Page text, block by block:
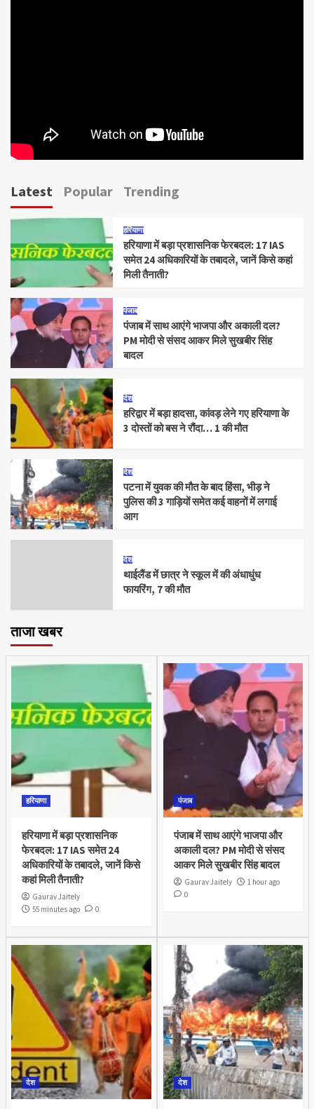
Latest Popular Trending
हरियाणा
हरियाणा में बड़ा प्रशासनिक फेरबदल: 17 IAS
समेत 24 अधिकारियों के तबादले, जानें किसे कहां
मिली तैनाती?
पंजाब
पंजाब में साथ आएंगे भाजपा और अकाली दल?
PM मोदी से संसद आकर मिले सुखबीर सिंह
बादल
देश
हरिद्वार में बड़ा हादसा, कांवड़ लेने गए हरियाणा के
3 दोस्तों को बस ने रौंदा… 1 की मौत
देश
पटना में युवक की मौत के बाद हिंसा, भीड़ ने
पुलिस की 3 गाड़ियों समेत कई वाहनों में लगाई
आग
देश
थाईलैंड में छात्र ने स्कूल में की अंधाधुंध
फायरिंग, 7 की मौत
ताजा खबर
हरियाणा
हरियाणा में बड़ा प्रशासनिक
फेरबदल: 17 IAS समेत 24
अधिकारियों के तबादले, जानें किसे
कहां मिली तैनाती?
Gaurav Jaitely
55 minutes ago
0
पंजाब
पंजाब में साथ आएंगे भाजपा और
अकाली दल? PM मोदी से संसद
आकर मिले सुखबीर सिंह बादल
Gaurav Jaitely
1 hour ago
0
देश देश